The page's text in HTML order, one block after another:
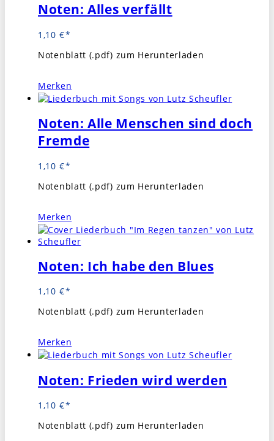
Noten: Alles verfällt
1,10 €
Notenblatt (.pdf) zum Herunterladen
Merken
Noten: Alle Menschen sind doch
Fremde
1,10 €
Notenblatt (.pdf) zum Herunterladen
Merken
Noten: Ich habe den Blues
1,10 €
Notenblatt (.pdf) zum Herunterladen
Merken
Noten: Frieden wird werden
1,10 €
Notenblatt (.pdf) zum Herunterladen